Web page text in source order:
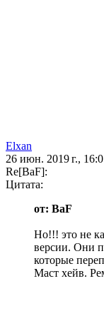
Elxan
26 июн. 2019 г.,
Re[BaF]:
Цитата:
от: BaF
Но!!! это не
версии. Они
которые
Маст хейв.